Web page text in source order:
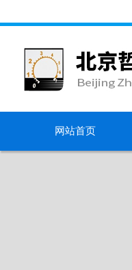
网站首页